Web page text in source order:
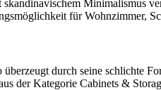
Minimalismus
für Wohnzimmer,
durch seine schlichte
der Kategorie Cabinets &